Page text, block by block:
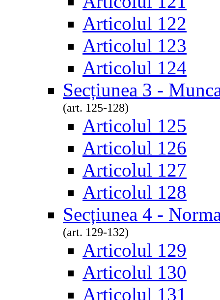
Articolul 122
Articolul 123
Articolul 124
Secțiunea 3 -
(art. 125-128)
Articolul 125
Articolul 126
Articolul 127
Articolul 128
Secțiunea 4 -
(art. 129-132)
Articolul 129
Articolul 130
Articolul 131